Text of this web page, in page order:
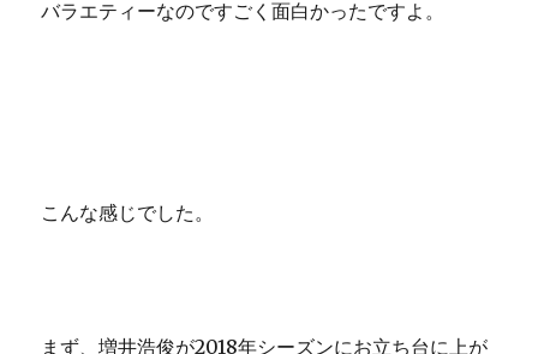
バラエティーなのですごく面白かったですよ。
こんな感じでした。
まず、増井浩俊が2018年シーズンにお立ち台に上が